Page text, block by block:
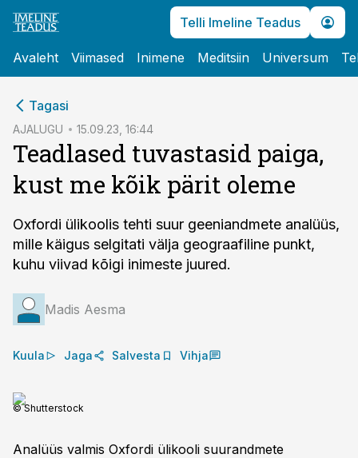
Telli Imeline Teadus
Avaleht Viimased Inimene Meditsiin Universum
Tagasi
AJALUGU 15.09.23, 16:44
Teadlased tuvastasid paiga,
kust me kõik pärit oleme
Oxfordi ülikoolis tehti suur geeniandmete analüüs,
mille käigus selgitati välja geograafiline punkt,
kuhu viivad kõigi inimeste juured.
Madis Aesma
Kuula Jaga Salvesta Vihja
© Shutterstock
Analüüs valmis Oxfordi ülikooli suurandmete